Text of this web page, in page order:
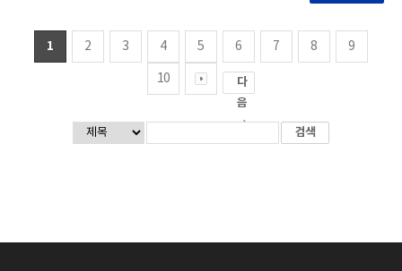
1 2 3 4 5 6 7 8 9
10
다
음